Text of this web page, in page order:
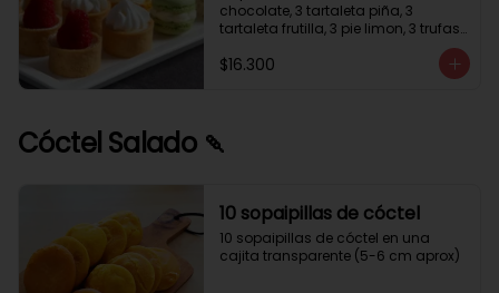
chocolate, 3 tartaleta piña, 3
tartaleta frutilla, 3 pie limon, 3 trufas
crema, 2 macarrones
$16.300
Cóctel Salado 🍡
10 sopaipillas de cóctel
10 sopaipillas de cóctel en una
cajita transparente (5-6 cm aprox)